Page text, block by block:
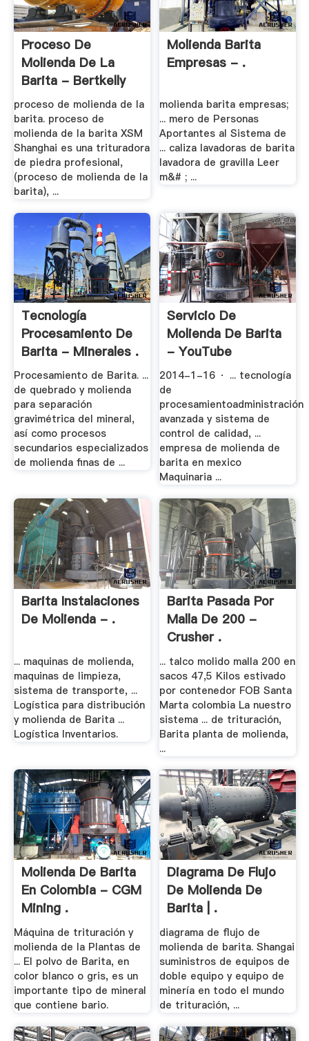
Proceso De
Molienda De La
Barita - Bertkelly
proceso de molienda de la
barita. proceso de
molienda de la barita XSM
Shanghai es una trituradora
de piedra profesional,
(proceso de molienda de la
barita), ...
Molienda Barita
Empresas - .
molienda barita empresas;
... mero de Personas
Aportantes al Sistema de
... caliza lavadoras de barita
lavadora de gravilla Leer
m&# ; ...
Tecnología
Procesamiento De
Barita - Minerales .
Procesamiento de Barita. ...
de quebrado y molienda
para separación
gravimétrica del mineral,
así como procesos
secundarios especializados
de molienda finas de ...
Servicio De
Molienda De Barita
- YouTube
2014-1-16 · ... tecnología
de
procesamientoadministración
avanzada y sistema de
control de calidad, ...
empresa de molienda de
barita en mexico
Maquinaria ...
Barita Instalaciones
De Molienda - .
... maquinas de molienda,
maquinas de limpieza,
sistema de transporte, ...
Logística para distribución
y molienda de Barita ...
Logística Inventarios.
Barita Pasada Por
Malla De 200 -
Crusher .
... talco molido malla 200 en
sacos 47,5 Kilos estivado
por contenedor FOB Santa
Marta colombia La nuestro
sistema ... de trituración,
Barita planta de molienda,
...
Molienda De Barita
En Colombia - CGM
Mining .
Máquina de trituración y
molienda de la Plantas de
... El polvo de Barita, en
color blanco o gris, es un
importante tipo de mineral
que contiene bario.
Diagrama De Flujo
De Molienda De
Barita | .
diagrama de flujo de
molienda de barita. Shangai
suministros de equipos de
doble equipo y equipo de
minería en todo el mundo
de trituración, ...